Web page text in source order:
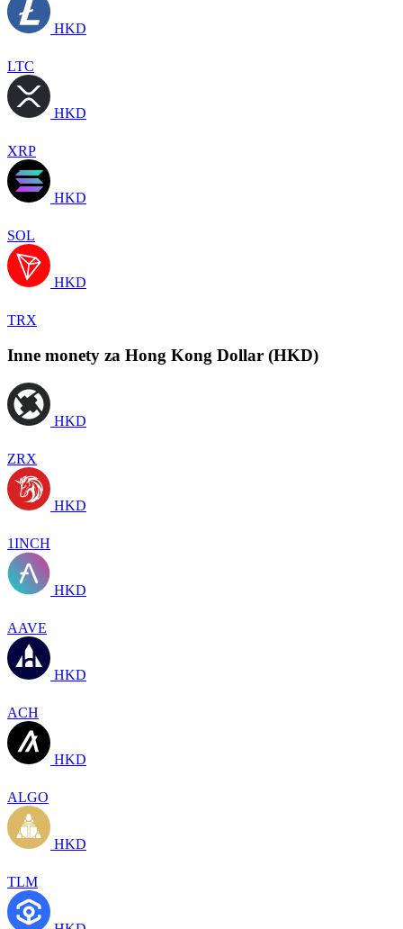
HKD
LTC
HKD
XRP
HKD
SOL
HKD
TRX
Inne monety za Hong Kong Dollar (HKD)
HKD
ZRX
HKD
1INCH
HKD
AAVE
HKD
ACH
HKD
ALGO
HKD
TLM